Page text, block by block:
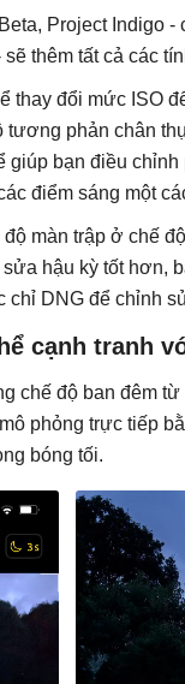
Project Indigo
sẽ thêm tất cả các
thay đổi mức ISO
tương phản chân
giúp bạn điều
điểm sáng một
độ màn trập ở chế
hậu kỳ tốt hơn,
chỉ DNG để chỉnh
cạnh tranh
chế độ ban đêm
phỏng trực tiếp
bóng tối.